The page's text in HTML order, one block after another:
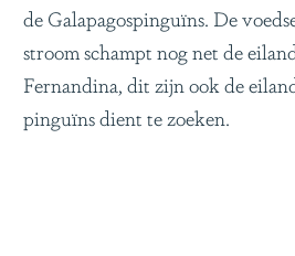
de Galapagospinguïns. De
stroom schampt nog net de
Fernandina, dit zijn ook de
pinguïns dient te zoeken.